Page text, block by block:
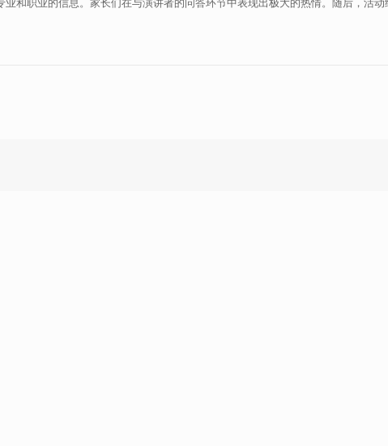
和职业的信息。家长们在与演讲者的问答环节中表现出极大的热情。随后，活动